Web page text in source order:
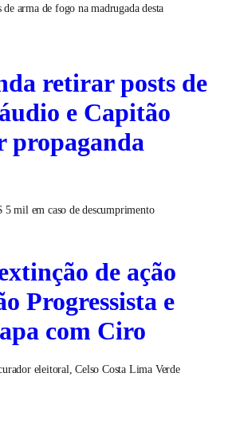
arma de fogo na madrugada desta
retirar posts de
e Capitão
propaganda
5 mil em caso de descumprimento
de ação
Progressista e
com Ciro
eleitoral, Celso Costa Lima Verde